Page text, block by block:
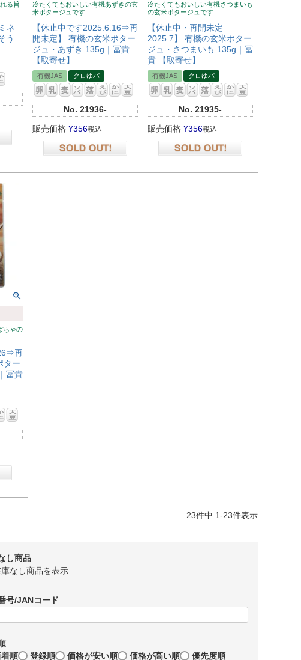
る旨
ネ
う
冷たくてもおいしい有機あずきの玄
米ポタージュです
【休止中です2025.6.16⇒再
開未定】 有機の玄米ポター
ジュ・あずき 135g｜冨貴
【取寄せ】
有機JAS クロゆパ
No. 21936-
販売価格 ¥356税込
冷たくてもおいしい有機さつまいも
の玄米ポタージュです
【休止中・再開未定
2025.7】 有機の玄米ポター
ジュ・さつまいも 135g｜冨
貴 【取寄せ】
有機JAS クロゆパ
No. 21935-
販売価格 ¥356税込
ちゃの
再
ター
冨貴
23件中 1-23件表示
し商品
なし商品を表示
号/JANコード
着順
登録順 価格が安い順 価格が高い順 優先度順